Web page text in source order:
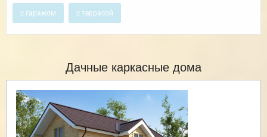
с гаражом с террасой
Дачные каркасные дома